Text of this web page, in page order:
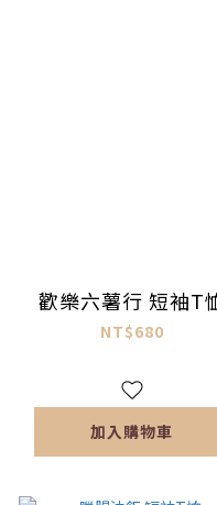
歡樂六薯行 短袖T
NT$680
加入購物車